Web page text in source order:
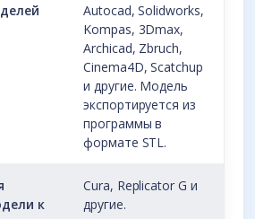
Autocad, Solidworks,
Kompas, 3Dmax,
Archicad, Zbruch,
Cinema4D, Scatchup
и другие. Модель
экспортируется из
программы в
формате STL.
к
Cura, Replicator G и
другие.